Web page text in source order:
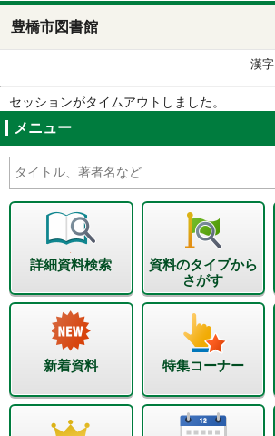
豊橋市図書館
漢字
セッションがタイムアウトしました。
メニュー
詳細資料検索
資料のタイプから
さがす
新着資料 特集コーナー